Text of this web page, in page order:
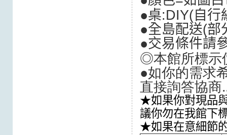
●桌:DIY(自行
●全島配送(部
●交易條件請
◎本館所標示
●如你的需求
直接詢答協商.
★如果你對現品
議你勿在我館下
★如果在意細節